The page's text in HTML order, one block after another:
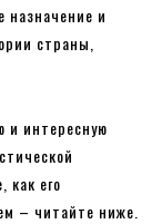
назначение и
страны,
и интересную
как его
– читайте ниже.